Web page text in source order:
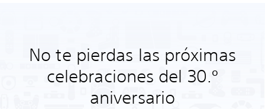
No te pierdas las próximas
celebraciones del 30.º
aniversario